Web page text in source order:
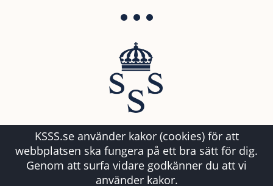
KSSS.se använder kakor (cookies) för att
webbplatsen ska fungera på ett bra sätt för dig.
Genom att surfa vidare godkänner du att vi
använder kakor.